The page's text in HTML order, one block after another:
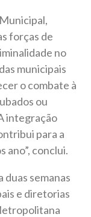
forças de
no
municipais
o combate à
ou
integração
para a
ano”, conclui.
duas semanas
e diretorias